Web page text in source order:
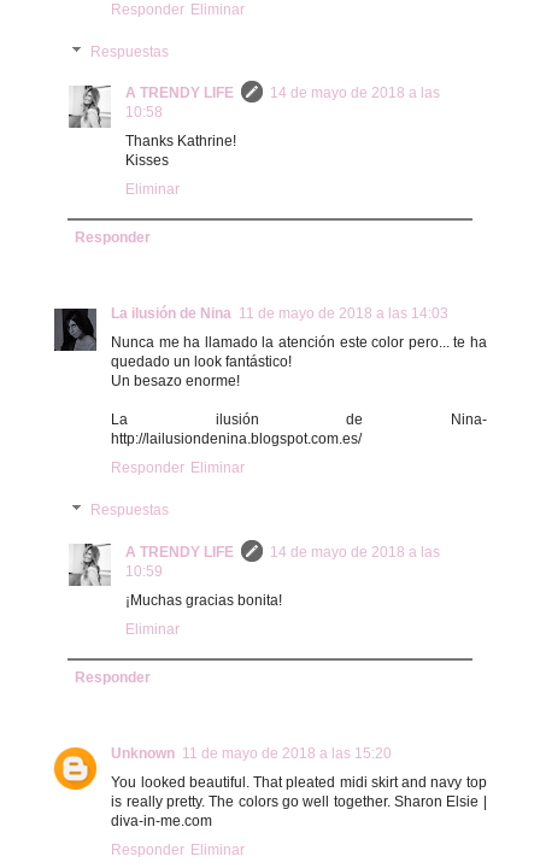
Responder Eliminar
Respuestas
A TRENDY LIFE
14 de mayo de 2018 a las
10:58
Thanks Kathrine!
Kisses
Eliminar
Responder
La ilusión de Nina 11 de mayo de 2018 a las 14:03
Nunca me ha llamado la atención este color pero... te ha
quedado un look fantástico!
Un besazo enorme!
La ilusión de Nina-
http://lailusiondenina.blogspot.com.es/
Responder Eliminar
Respuestas
A TRENDY LIFE
14 de mayo de 2018 a las
10:59
¡Muchas gracias bonita!
Eliminar
Responder
Unknown 11 de mayo de 2018 a las 15:20
You looked beautiful. That pleated midi skirt and navy top
is really pretty. The colors go well together. Sharon Elsie |
diva-in-me.com
Responder Eliminar